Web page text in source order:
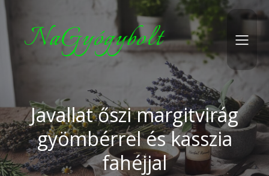
NaGyógybolt
Javallat őszi margitvirág
gyömbérrel és kasszia
fahéjjal